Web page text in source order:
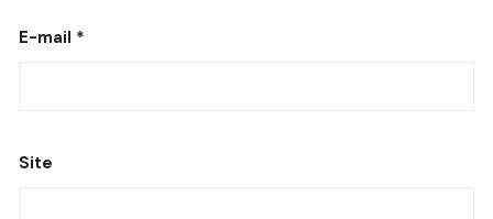
E-mail *
Site